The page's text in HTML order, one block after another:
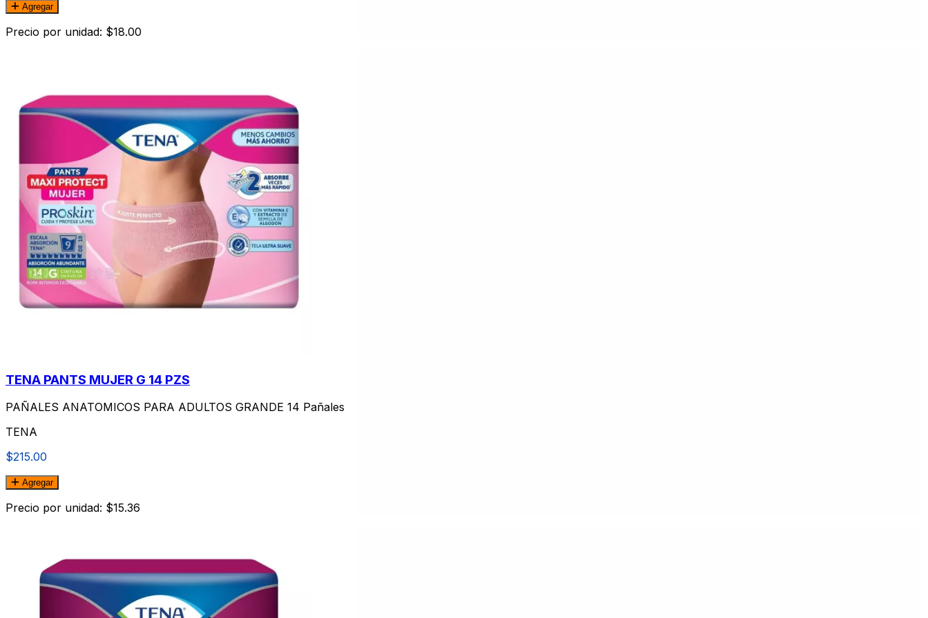
Agregar
Precio por unidad: $18.00
TENA PANTS MUJER G 14 PZS
PAÑALES ANATOMICOS PARA ADULTOS GRANDE 14 Pañales
TENA
$215.00
Agregar
Precio por unidad: $15.36